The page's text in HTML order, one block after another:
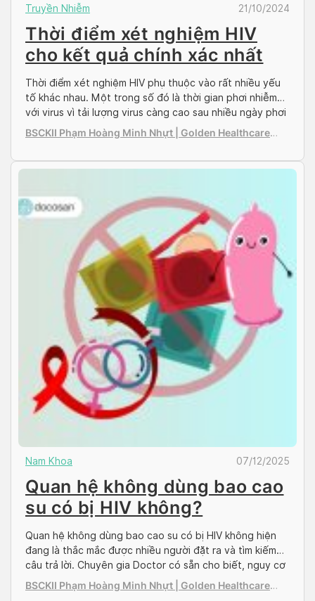
Truyền Nhiễm 21/10/2024
Thời điểm xét nghiệm HIV
cho kết quả chính xác nhất
Thời điểm xét nghiệm HIV phụ thuộc vào rất nhiều yếu
tố khác nhau. Một trong số đó là thời gian phơi nhiễm
với virus vì tải lượng virus càng cao sau nhiều ngày phơi
nhiễm càng cho ra kết quả chính xác. Tuy nhiên, xét
một cách tổng quan hơn theo khía cạnh khoa […]
BSCKII Phạm Hoàng Minh Nhựt | Golden Healthcare
Nam Khoa 07/12/2025
Quan hệ không dùng bao cao
su có bị HIV không?
Quan hệ không dùng bao cao su có bị HIV không hiện
đang là thắc mắc được nhiều người đặt ra và tìm kiếm
câu trả lời. Chuyên gia Doctor có sẵn cho biết, nguy cơ
bị nhiễm HIV hay không phụ thuộc vào rất nhiều yếu tố
khác nhau, một trong số đó là […]
BSCKII Phạm Hoàng Minh Nhựt | Golden Healthcare